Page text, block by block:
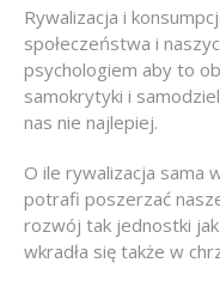
Rywalizacja i
społeczeństwa i
psychologiem aby to
samokrytyki i
nas nie najlepiej.
O ile rywalizacja sama
potrafi poszerzać
rozwój tak jednostki
wkradła się także w